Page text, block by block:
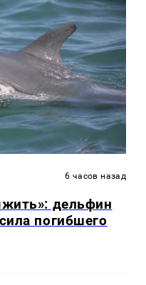
6 часов назад
дельфин
погибшего